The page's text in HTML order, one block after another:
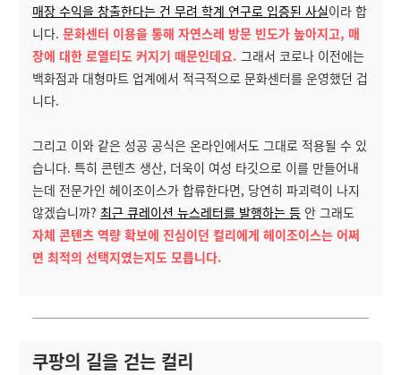
매장 수익을 창출한다는 건 무려 학계 연구로 입증된 사실이라 합
니다. 문화센터 이용을 통해 자연스레 방문 빈도가 높아지고, 매
장에 대한 로열티도 커지기 때문인데요. 그래서 코로나 이전에는
백화점과 대형마트 업계에서 적극적으로 문화센터를 운영했던 겁
니다.
그리고 이와 같은 성공 공식은 온라인에서도 그대로 적용될 수 있
습니다. 특히 콘텐츠 생산, 더욱이 여성 타깃으로 이를 만들어내
는데 전문가인 헤이조이스가 합류한다면, 당연히 파괴력이 나지
않겠습니까? 최근 큐레이션 뉴스레터를 발행하는 등 안 그래도
자체 콘텐츠 역량 확보에 진심이던 컬리에게 헤이조이스는 어쩌
면 최적의 선택지였는지도 모릅니다.
쿠팡의 길을 걷는 컬리